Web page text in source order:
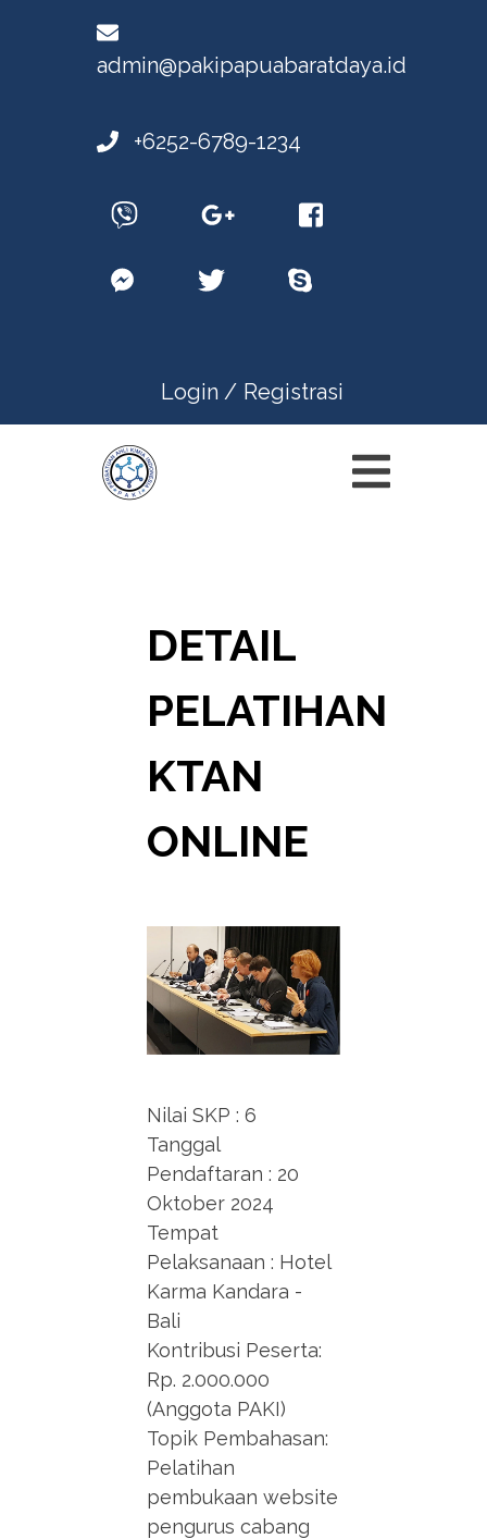
admin@pakipapuabaratdaya.id
+6252-6789-1234
Login / Registrasi
DETAIL
PELATIHAN
KTAN
ONLINE
Nilai SKP : 6
Tanggal
Pendaftaran : 20
Oktober 2024
Tempat
Pelaksanaan : Hotel
Karma Kandara -
Bali
Kontribusi Peserta:
Rp. 2.000.000
(Anggota PAKI)
Topik Pembahasan:
Pelatihan
pembukaan website
pengurus cabang